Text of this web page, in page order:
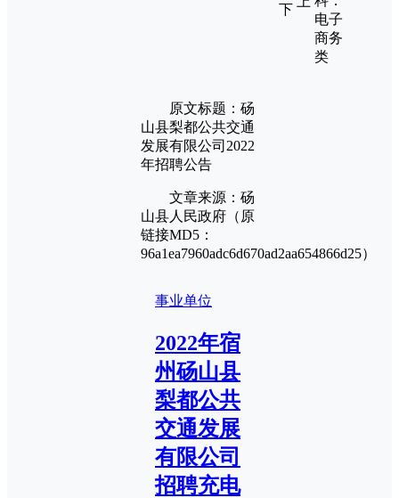
下
电子
商务
类
原文标题：砀
山县梨都公共交通
发展有限公司2022
年招聘公告
文章来源：砀
山县人民政府（原
链接MD5：
96a1ea7960adc6d670ad2aa654866d25）
事业单位
2022年宿
州砀山县
梨都公共
交通发展
有限公司
招聘充电